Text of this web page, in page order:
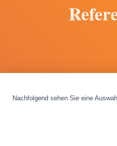
Nachfolgend sehen Sie eine